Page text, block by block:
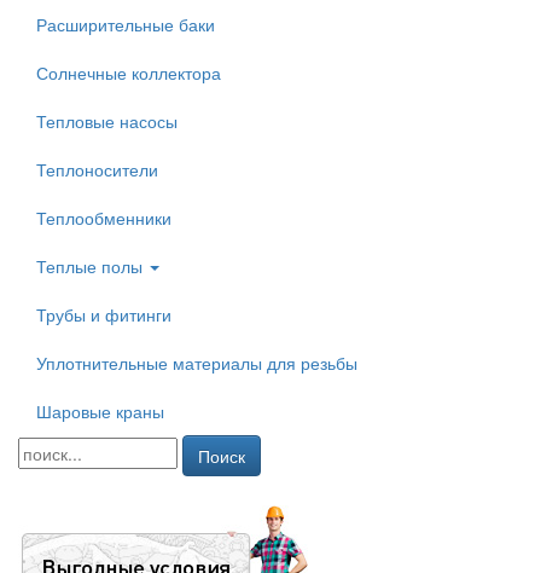
Расширительные баки
Солнечные коллектора
Тепловые насосы
Теплоносители
Теплообменники
Теплые полы
Трубы и фитинги
Уплотнительные материалы для резьбы
Шаровые краны
Поиск